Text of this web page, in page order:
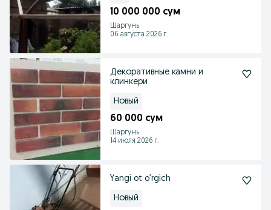
10 000 000 сум
Шаргунь
06 августа 2026 г.
Декоративные камни и
клинкери
Новый
60 000 сум
Шаргунь
14 июля 2026 г.
Yangi ot o’rgich
Новый